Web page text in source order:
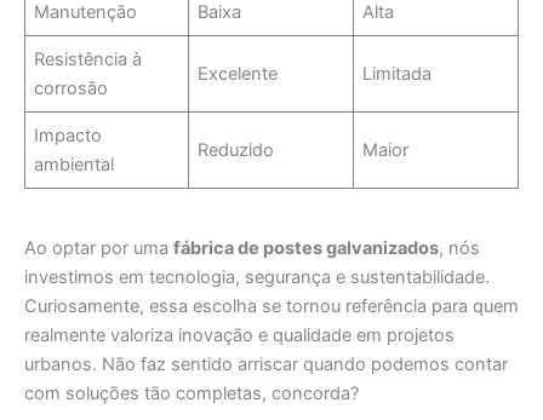
Manutenção Baixa Alta
Resistência à
corrosão
Excelente Limitada
Impacto
ambiental
Reduzido Maior
Ao optar por uma fábrica de postes galvanizados, nós
investimos em tecnologia, segurança e sustentabilidade.
Curiosamente, essa escolha se tornou referência para quem
realmente valoriza inovação e qualidade em projetos
urbanos. Não faz sentido arriscar quando podemos contar
com soluções tão completas, concorda?